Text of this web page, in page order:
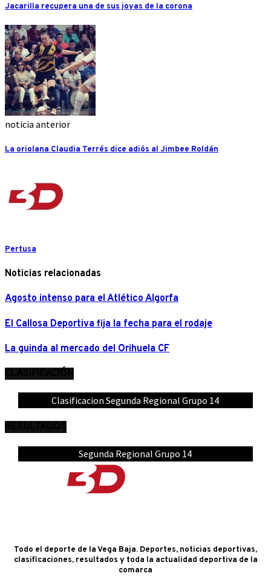
Jacarilla recupera una de sus joyas de la corona
noticia anterior
La oriolana Claudia Terrés dice adiós al Jimbee Roldán
Pertusa
Noticias relacionadas
Agosto intenso para el Atlético Algorfa
El Callosa Deportiva fija la fecha para el rodaje
La guinda al mercado del Orihuela CF
Clasificacion Segunda Regional Grupo 14
Segunda Regional Grupo 14
Todo el deporte de la Vega Baja. Deportes, noticias deportivas,
clasificaciones, resultados y toda la actualidad deportiva de la
comarca